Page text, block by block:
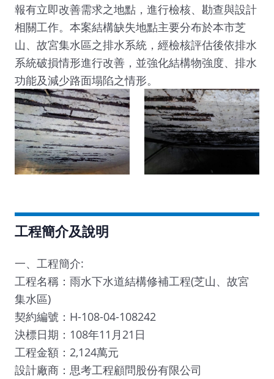
報有立即改善需求之地點，進行檢核、勘查與設計
相關工作。本案結構缺失地點主要分布於本市芝
山、故宮集水區之排水系統，經檢核評估後依排水
系統破損情形進行改善，並強化結構物強度、排水
功能及減少路面塌陷之情形。
工程簡介及說明
一、工程簡介:
工程名稱：雨水下水道結構修補工程(芝山、故宮
集水區)
契約編號：H-108-04-108242
決標日期：108年11月21日
工程金額：2,124萬元
設計廠商：思考工程顧問股份有限公司